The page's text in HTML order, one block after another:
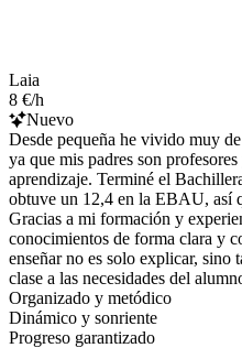
Laia
8 €/h
Nuevo
Desde pequeña he vivido muy
ya que mis padres son
aprendizaje. Terminé el
obtuve un 12,4 en la EBAU, así
Gracias a mi formación y
conocimientos de forma clara y
enseñar no es solo explicar, sino
clase a las necesidades del
Organizado y metódico
Dinámico y sonriente
Progreso garantizado